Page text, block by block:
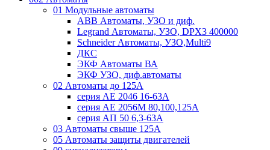
01 Модульные автоматы
ABB Автоматы, УЗО и диф.
Legrand Автоматы, УЗО, DPX3 400000
Schneider Автоматы, УЗО,Multi9
ДКС
ЭКФ Автоматы ВА
ЭКФ УЗО, диф.автоматы
02 Автоматы до 125А
серия АЕ 2046 16-63А
серия АЕ 2056М 80,100,125А
серия АП 50 6,3-63А
03 Автоматы свыше 125А
05 Автоматы защиты двигателей